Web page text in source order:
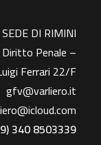
SEDE DI RIMINI
Penale –
Ferrari 22/F
gfv@varliero.it
340 8503339